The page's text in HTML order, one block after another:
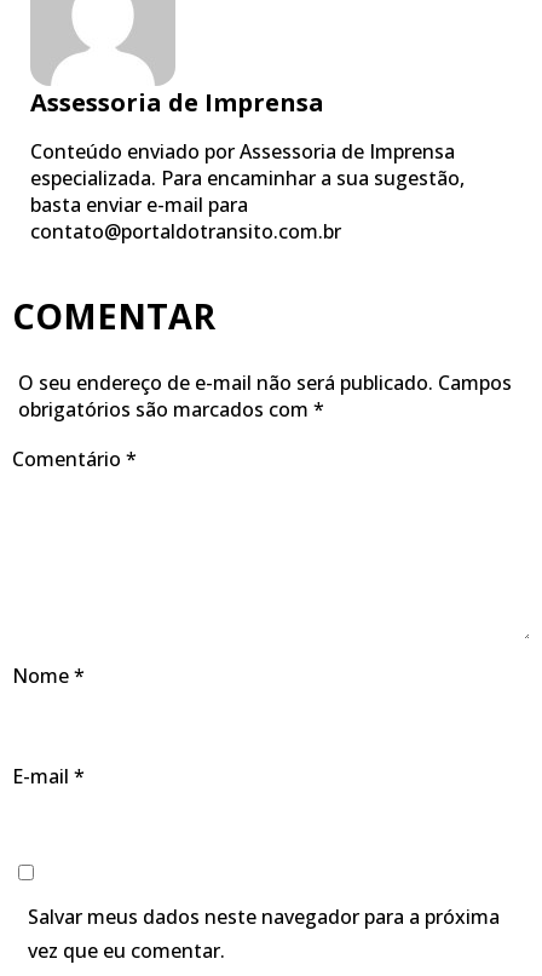
Assessoria de Imprensa
Conteúdo enviado por Assessoria de Imprensa
especializada. Para encaminhar a sua sugestão,
basta enviar e-mail para
contato@portaldotransito.com.br
COMENTAR
O seu endereço de e-mail não será publicado. Campos
obrigatórios são marcados com *
Comentário *
Nome*
E-mail *
Salvar meus dados neste navegador para a próxima
vez que eu comentar.